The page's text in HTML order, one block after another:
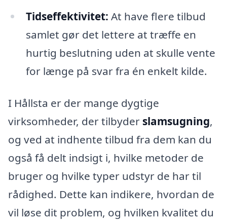
Tidseffektivitet: At have flere tilbud
samlet gør det lettere at træffe en
hurtig beslutning uden at skulle vente
for længe på svar fra én enkelt kilde.
I Hållsta er der mange dygtige
virksomheder, der tilbyder slamsugning,
og ved at indhente tilbud fra dem kan du
også få delt indsigt i, hvilke metoder de
bruger og hvilke typer udstyr de har til
rådighed. Dette kan indikere, hvordan de
vil løse dit problem, og hvilken kvalitet du